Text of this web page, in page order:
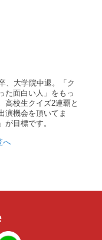
、大学院中退。「ク
た面白い人」をもっ
校生クイズ2連覇と
演機会を頂いてま
目標です。
へ